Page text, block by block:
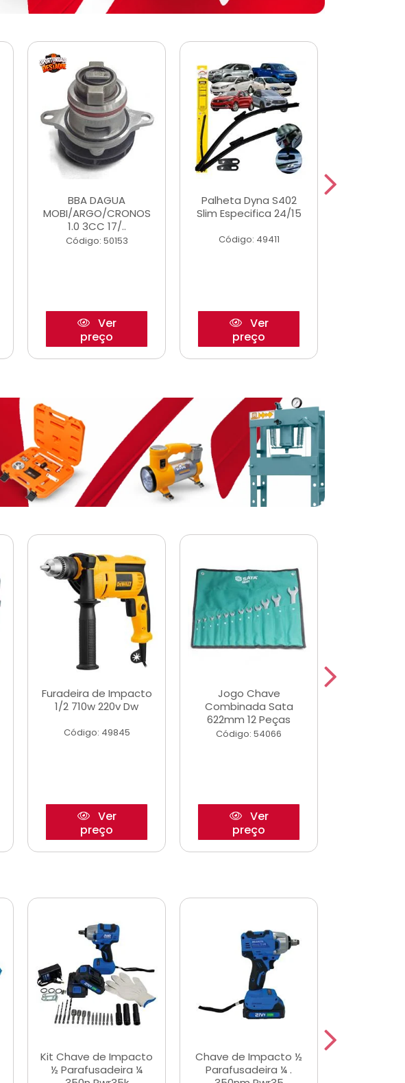
BBA DAGUA
MOBI/ARGO/CRONOS
1.0 3CC 17/..
Código: 50153
Ver
preço
Palheta Dyna S402
Slim Especifica 24/15
Código: 49411
Ver
preço
Furadeira de Impacto
1/2 710w 220v Dw
Código: 49845
Ver
preço
Jogo Chave
Combinada Sata
622mm 12 Peças
Código: 54066
Ver
preço
Kit Chave de Impacto
½ Parafusadeira ¼
Chave de Impacto ½
Parafusadeira ¼ .